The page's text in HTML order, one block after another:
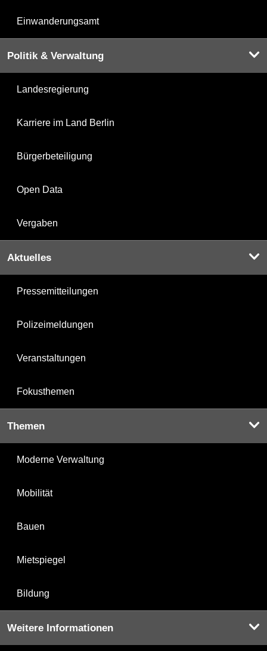
Einwanderungsamt
Politik & Verwaltung
Landesregierung
Karriere im Land Berlin
Bürgerbeteiligung
Open Data
Vergaben
Aktuelles
Pressemitteilungen
Polizeimeldungen
Veranstaltungen
Fokusthemen
Themen
Moderne Verwaltung
Mobilität
Bauen
Mietspiegel
Bildung
Weitere Informationen